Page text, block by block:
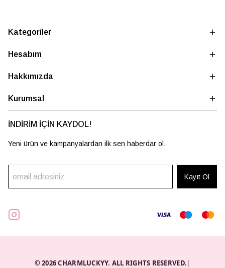
Kategoriler
Hesabım
Hakkımızda
Kurumsal
İNDİRİM İÇİN KAYDOL!
Yeni ürün ve kampanyalardan ilk sen haberdar ol.
Kayıt Ol
© 2026 CHARMLUCKYY. ALL RIGHTS RESERVED. |